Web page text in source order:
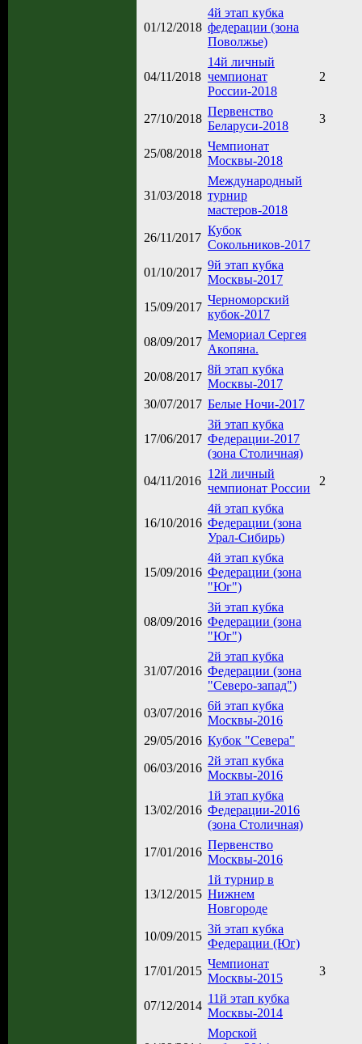
01/12/2018
4й этап кубка
федерации (зона
Поволжье)
04/11/2018
14й личный
чемпионат
России-2018
2
27/10/2018
Первенство
Беларуси-2018
3
25/08/2018
Чемпионат
Москвы-2018
31/03/2018
Международный
турнир
мастеров-2018
26/11/2017
Кубок
Сокольников-2017
01/10/2017
9й этап кубка
Москвы-2017
15/09/2017
Черноморский
кубок-2017
08/09/2017
Мемориал Сергея
Акопяна.
20/08/2017
8й этап кубка
Москвы-2017
30/07/2017 Белые Ночи-2017
17/06/2017
3й этап кубка
Федерации-2017
(зона Столичная)
04/11/2016
12й личный
чемпионат России
2
16/10/2016
4й этап кубка
Федерации (зона
Урал-Сибирь)
15/09/2016
4й этап кубка
Федерации (зона
"Юг")
08/09/2016
3й этап кубка
Федерации (зона
"Юг")
31/07/2016
2й этап кубка
Федерации (зона
"Северо-запад")
03/07/2016
6й этап кубка
Москвы-2016
29/05/2016 Кубок "Севера"
06/03/2016
2й этап кубка
Москвы-2016
13/02/2016
1й этап кубка
Федерации-2016
(зона Столичная)
17/01/2016
Первенство
Москвы-2016
13/12/2015
1й турнир в
Нижнем
Новгороде
10/09/2015
3й этап кубка
Федерации (Юг)
17/01/2015
Чемпионат
Москвы-2015
3
07/12/2014
11й этап кубка
Москвы-2014
Морской